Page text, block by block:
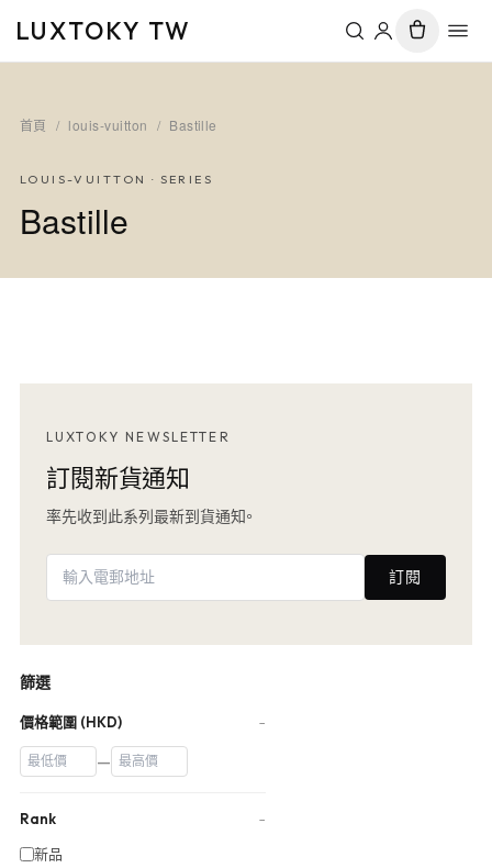
LUXTOKY TW
首頁 / louis-vuitton / Bastille
LOUIS-VUITTON · SERIES
Bastille
LUXTOKY NEWSLETTER
訂閱新貨通知
率先收到此系列最新到貨通知。
訂閱
篩選
價格範圍 (HKD) −
—
Rank −
新品